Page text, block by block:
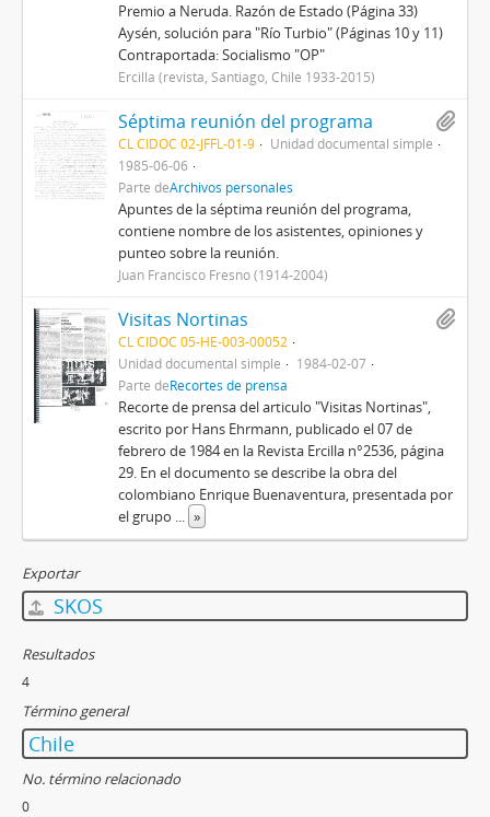
Premio a Neruda. Razón de Estado (Página 33)
Aysén, solución para "Río Turbio" (Páginas 10 y 11)
Contraportada: Socialismo "OP"
Ercilla (revista, Santiago, Chile 1933-2015)
Séptima reunión del programa
CL CIDOC 02-JFFL-01-9
Unidad documental simple
1985-06-06
Parte deArchivos personales
Apuntes de la séptima reunión del programa,
contiene nombre de los asistentes, opiniones y
punteo sobre la reunión.
Juan Francisco Fresno (1914-2004)
Visitas Nortinas
CL CIDOC 05-HE-003-00052
Unidad documental simple
1984-02-07
Parte deRecortes de prensa
Recorte de prensa del articulo "Visitas Nortinas",
escrito por Hans Ehrmann, publicado el 07 de
febrero de 1984 en la Revista Ercilla n°2536, página
29. En el documento se describe la obra del
colombiano Enrique Buenaventura, presentada por
el grupo ... »
Exportar
SKOS
Resultados
4
Término general
Chile
No. término relacionado
0